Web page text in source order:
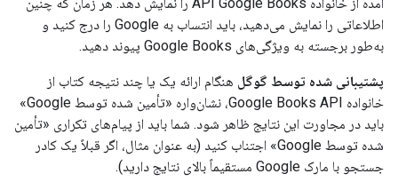
اطلاعاتی را نمایش می‌دهید، باید انتساب به Google را درج کنید و
به‌طور برجسته به ویژگی‌های Google Books پیوند دهید.
پشتیبانی شده توسط گوگل هنگام ارائه یک یا چند نتیجه کتاب از
خانواده Google Books API، نشان‌واره «تأمین شده توسط Google»
باید در مجاورت این نتایج ظاهر شود. شما باید از پیام‌های تکراری «تأمین
شده توسط Google» اجتناب کنید (به عنوان مثال، اگر قبلاً یک کادر
جستجو با مارک Google مستقیماً بالای نتایج دارید).